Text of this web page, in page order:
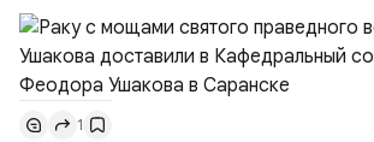
участвовавшие в канонизации святого
воина Феодора Ушакова 25 лет
Владимир Прокофьевич Валуев,
Балтийским флотом ВМФ России
гг.);Адмирал Владимир Петрович
1